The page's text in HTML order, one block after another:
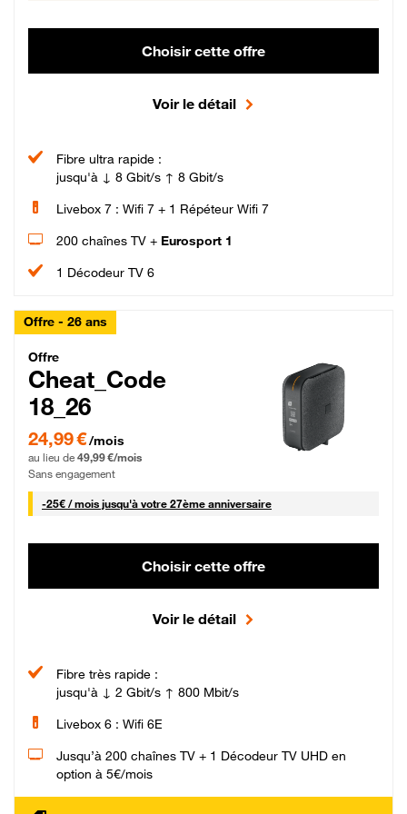
Choisir cette offre
Voir le détail
Fibre ultra rapide :
jusqu'à ↓ 8 Gbit/s ↑ 8 Gbit/s
Livebox 7 : Wifi 7 + 1 Répéteur Wifi 7
200 chaînes TV + Eurosport 1
1 Décodeur TV 6
Offre - 26 ans
Cheat_Code Fibre_18_26
Offre
Cheat_Code
18_26
24,99 € par mois pendant 0 mois puis 49,99 € par mois, Sans engagement
24,99 €/mois
au lieu de 49,99 €/mois
Sans engagement
-25€ / mois25 € par mois
jusqu'à votre 27ème anniversaire
Choisir cette offre
Voir le détail
Fibre très rapide :
jusqu'à ↓ 2 Gbit/s ↑ 800 Mbit/s
Livebox 6 : Wifi 6E
Jusqu’à 200 chaînes TV + 1 Décodeur TV UHD en
option à 5€/mois